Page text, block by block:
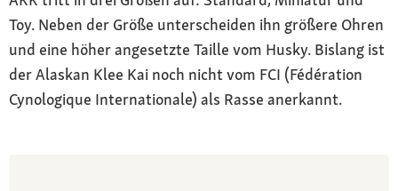
Toy. Neben der Größe unterscheiden ihn größere Ohren
und eine höher angesetzte Taille vom Husky. Bislang ist
der Alaskan Klee Kai noch nicht vom FCI (Fédération
Cynologique Internationale) als Rasse anerkannt.